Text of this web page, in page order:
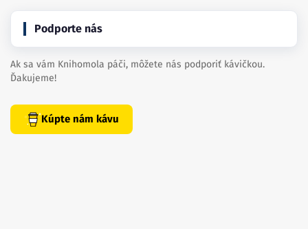
Podporte nás
Ak sa vám Knihomola páči, môžete nás podporiť kávičkou.
Ďakujeme!
Kúpte nám kávu